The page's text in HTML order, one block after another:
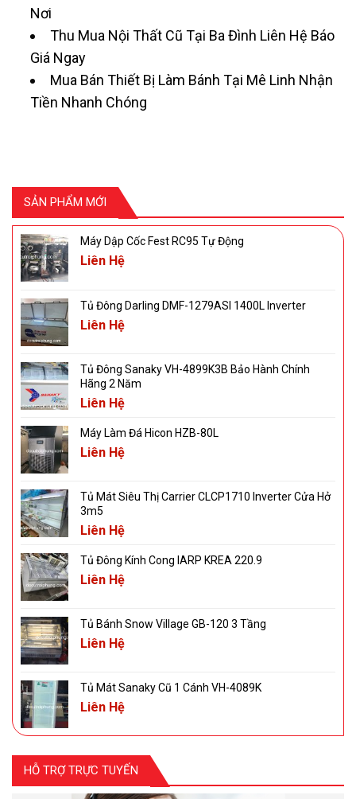
SẢN PHẨM MỚI
Máy Dập Cốc Fest RC95 Tự Động
Liên Hệ
Tủ Đông Darling DMF-1279ASI 1400L Inverter
Liên Hệ
Tủ Đông Sanaky VH-4899K3B Bảo Hành Chính
Hãng 2 Năm
Liên Hệ
Máy Làm Đá Hicon HZB-80L
Liên Hệ
Tủ Mát Siêu Thị Carrier CLCP1710 Inverter Cửa Hở
3m5
Liên Hệ
Tủ Đông Kính Cong IARP KREA 220.9
Liên Hệ
Tủ Bánh Snow Village GB-120 3 Tầng
Liên Hệ
Tủ Mát Sanaky Cũ 1 Cánh VH-4089K
Liên Hệ
HỖ TRỢ TRỰC TUYẾN
Nơi
Thu Mua Nội Thất Cũ Tại Ba Đình Liên Hệ Báo
Giá Ngay
Mua Bán Thiết Bị Làm Bánh Tại Mê Linh Nhận
Tiền Nhanh Chóng